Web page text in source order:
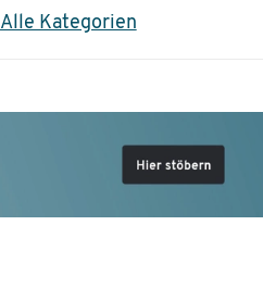
Alle Kategorien